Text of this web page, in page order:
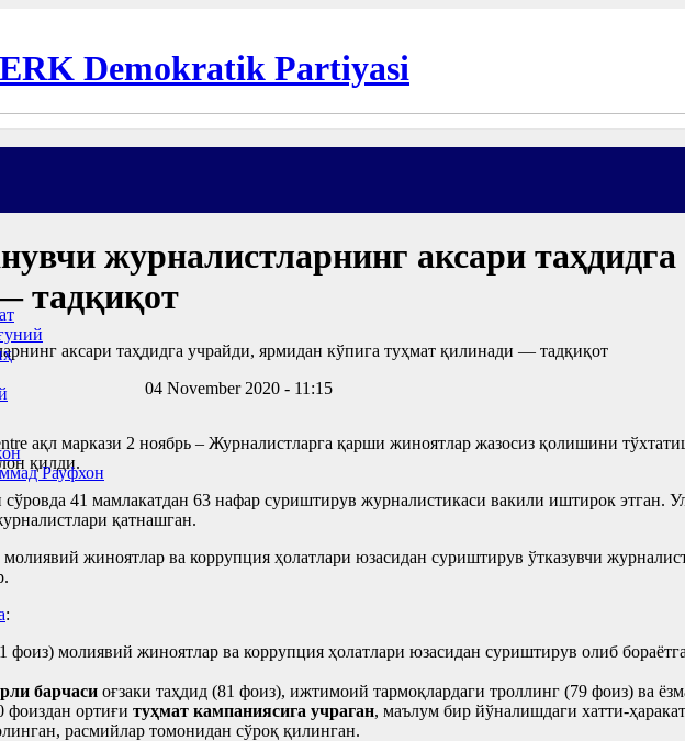
Рауфхон
журналистларнинг аксари
тадқиқот
04 November 2020 - 11:15
ақл маркази 2 ноябрь – Журналистларга қарши жиноятлар жазосиз қолишини
қилди.
сўровда 41 мамлакатдан 63 нафар суриштирув журналистикаси вакили иштирок этган.
қатнашган.
жиноятлар ва коррупция ҳолатлари юзасидан суриштирув ўтказувчи
:
фоиз) молиявий жиноятлар ва коррупция ҳолатлари юзасидан суриштирув олиб
барчаси оғзаки таҳдид (81 фоиз), ижтимоий тармоқлардаги троллинг (79 фоиз) ва
фоиздан ортиғи туҳмат кампаниясига учраган, маълум бир йўналишдаги хатти-
расмийлар томонидан сўроқ қилинган.